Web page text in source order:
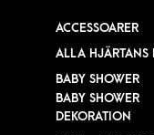
ACCESSOARER
ALLA HJÄRTANS
BABY SHOWER
BABY SHOWER
DEKORATION